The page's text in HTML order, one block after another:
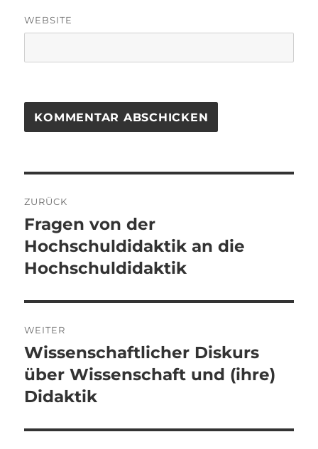
WEBSITE
ZURÜCK
Vorheriger
Beitrag:
Fragen von der
Hochschuldidaktik an die
Hochschuldidaktik
WEITER
Nächster
Beitrag:
Wissenschaftlicher Diskurs
über Wissenschaft und (ihre)
Didaktik